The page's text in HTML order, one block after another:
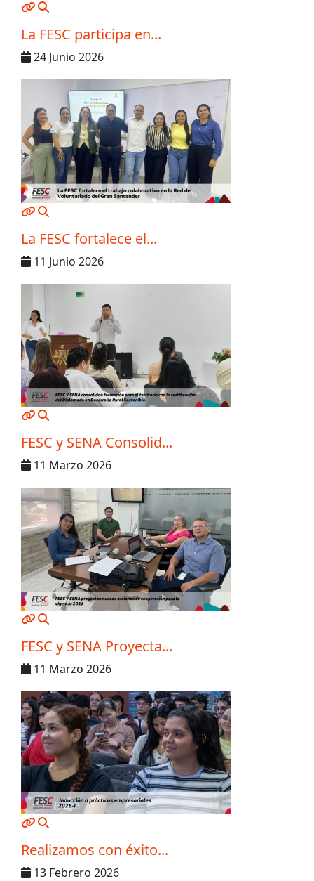
MOD_JTCS_VIEW_ARTICLE_LINK
La FESC participa en...
24 Junio 2026
MOD_JTCS_VIEW_ARTICLE_LINK
La FESC fortalece el...
11 Junio 2026
MOD_JTCS_VIEW_ARTICLE_LINK
FESC y SENA Consolid...
11 Marzo 2026
MOD_JTCS_VIEW_ARTICLE_LINK
FESC y SENA Proyecta...
11 Marzo 2026
MOD_JTCS_VIEW_ARTICLE_LINK
Realizamos con éxito...
13 Febrero 2026